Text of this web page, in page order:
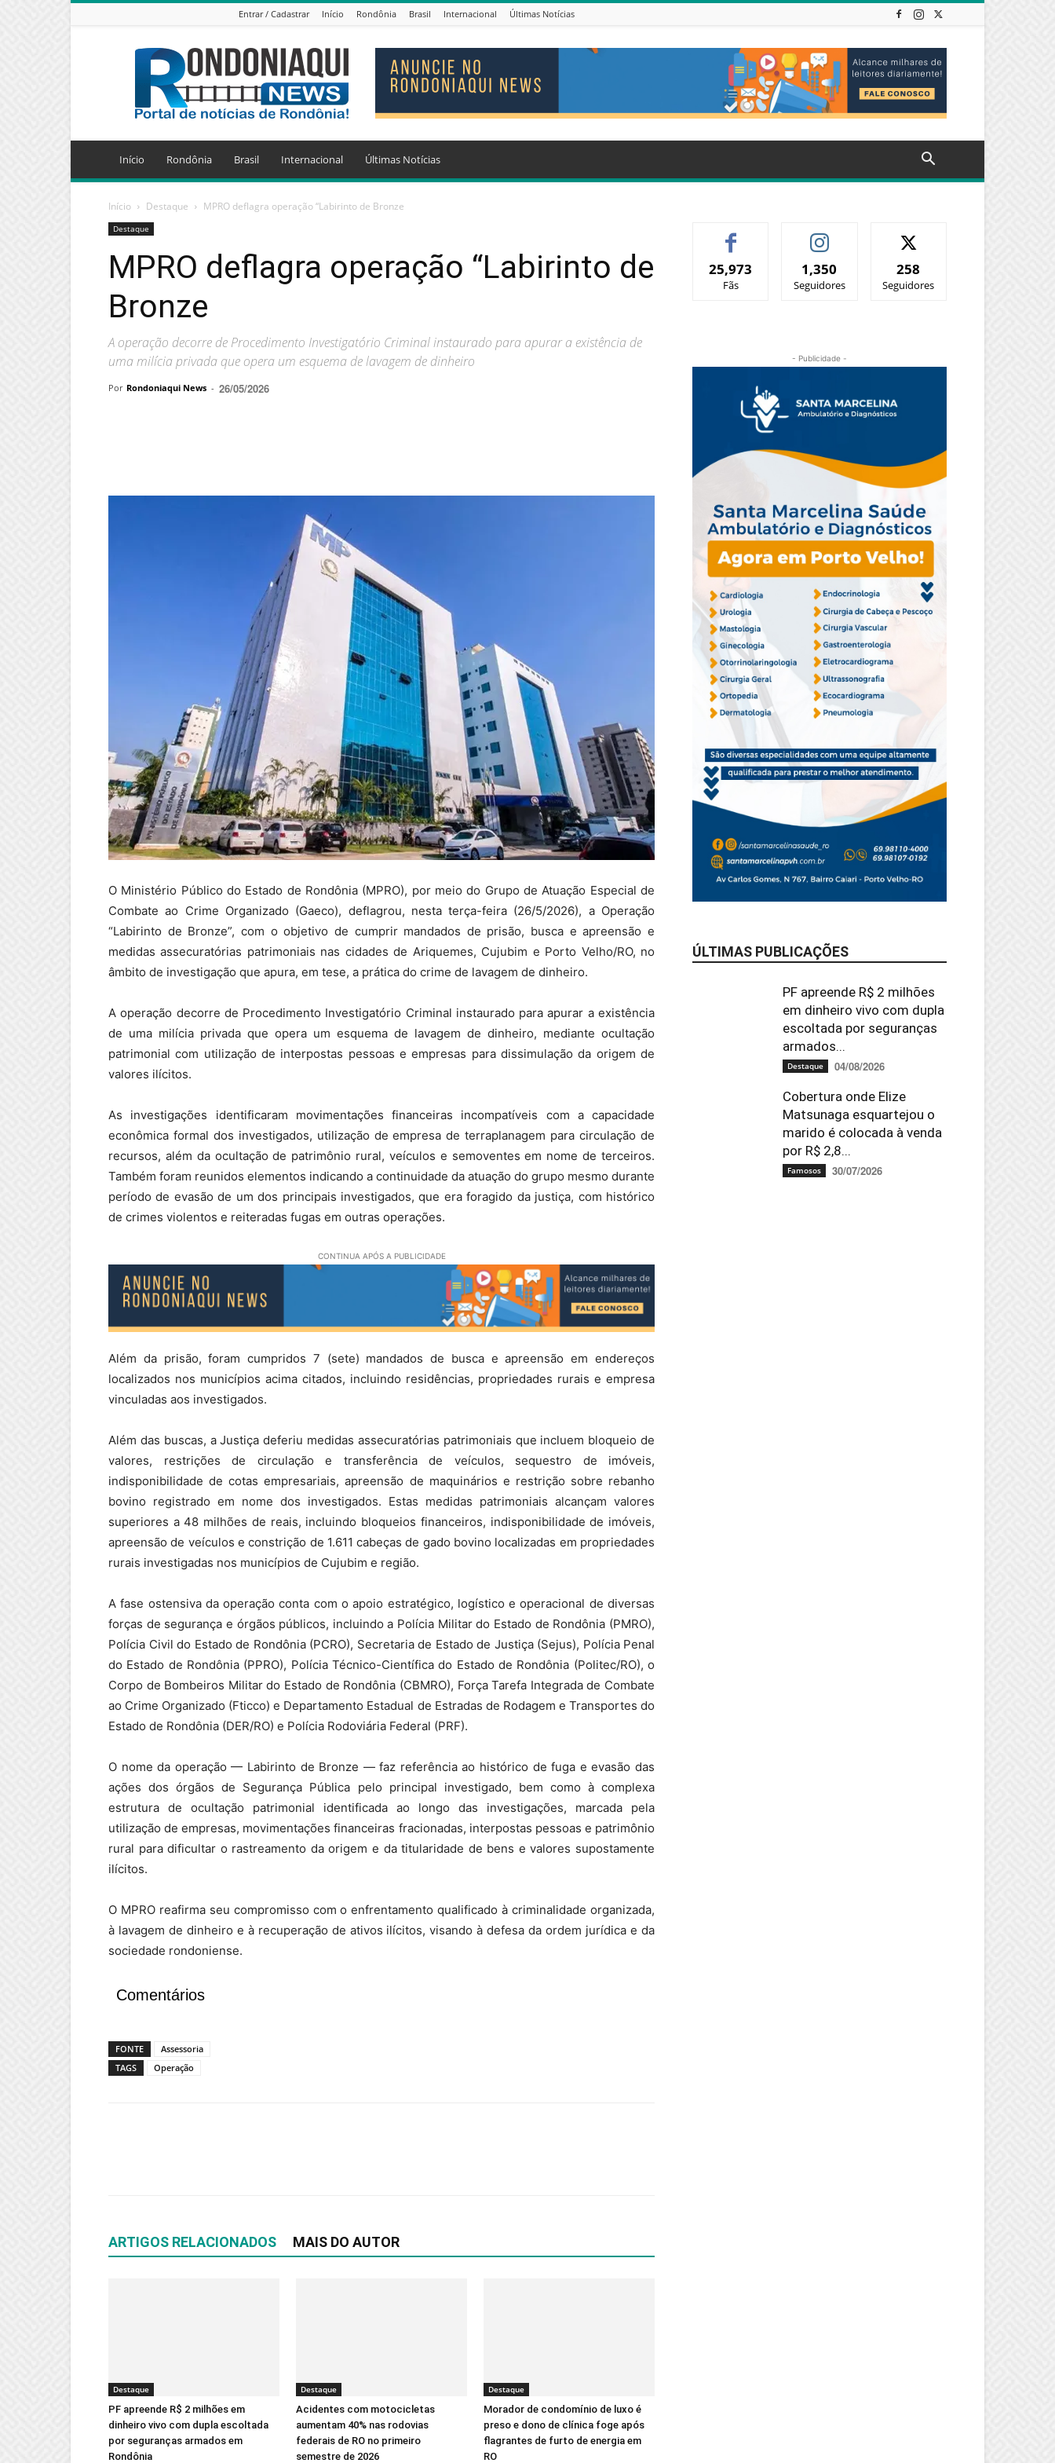
Entrar / Cadastrar Início Rondônia Brasil Internacional Últimas Notícias
Jornal
Eletrônico
Rondoniaqui
News
Início Rondônia Brasil Internacional Últimas Notícias
Início Destaque MPRO deflagra operação “Labirinto de Bronze
Destaque
MPRO deflagra operação “Labirinto de
Bronze
A operação decorre de Procedimento Investigatório Criminal instaurado para apurar a existência de
uma milícia privada que opera um esquema de lavagem de dinheiro
Por Rondoniaqui News - 26/05/2026
O Ministério Público do Estado de Rondônia (MPRO), por meio do Grupo de Atuação Especial de
Combate ao Crime Organizado (Gaeco), deflagrou, nesta terça-feira (26/5/2026), a Operação
“Labirinto de Bronze”, com o objetivo de cumprir mandados de prisão, busca e apreensão e
medidas assecuratórias patrimoniais nas cidades de Ariquemes, Cujubim e Porto Velho/RO, no
âmbito de investigação que apura, em tese, a prática do crime de lavagem de dinheiro.
A operação decorre de Procedimento Investigatório Criminal instaurado para apurar a existência
de uma milícia privada que opera um esquema de lavagem de dinheiro, mediante ocultação
patrimonial com utilização de interpostas pessoas e empresas para dissimulação da origem de
valores ilícitos.
As investigações identificaram movimentações financeiras incompatíveis com a capacidade
econômica formal dos investigados, utilização de empresa de terraplanagem para circulação de
recursos, além da ocultação de patrimônio rural, veículos e semoventes em nome de terceiros.
Também foram reunidos elementos indicando a continuidade da atuação do grupo mesmo durante
período de evasão de um dos principais investigados, que era foragido da justiça, com histórico
de crimes violentos e reiteradas fugas em outras operações.
CONTINUA APÓS A PUBLICIDADE
Além da prisão, foram cumpridos 7 (sete) mandados de busca e apreensão em endereços
localizados nos municípios acima citados, incluindo residências, propriedades rurais e empresa
vinculadas aos investigados.
Além das buscas, a Justiça deferiu medidas assecuratórias patrimoniais que incluem bloqueio de
valores, restrições de circulação e transferência de veículos, sequestro de imóveis,
indisponibilidade de cotas empresariais, apreensão de maquinários e restrição sobre rebanho
bovino registrado em nome dos investigados. Estas medidas patrimoniais alcançam valores
superiores a 48 milhões de reais, incluindo bloqueios financeiros, indisponibilidade de imóveis,
apreensão de veículos e constrição de 1.611 cabeças de gado bovino localizadas em propriedades
rurais investigadas nos municípios de Cujubim e região.
A fase ostensiva da operação conta com o apoio estratégico, logístico e operacional de diversas
forças de segurança e órgãos públicos, incluindo a Polícia Militar do Estado de Rondônia (PMRO),
Polícia Civil do Estado de Rondônia (PCRO), Secretaria de Estado de Justiça (Sejus), Polícia Penal
do Estado de Rondônia (PPRO), Polícia Técnico-Científica do Estado de Rondônia (Politec/RO), o
Corpo de Bombeiros Militar do Estado de Rondônia (CBMRO), Força Tarefa Integrada de Combate
ao Crime Organizado (Fticco) e Departamento Estadual de Estradas de Rodagem e Transportes do
Estado de Rondônia (DER/RO) e Polícia Rodoviária Federal (PRF).
O nome da operação — Labirinto de Bronze — faz referência ao histórico de fuga e evasão das
ações dos órgãos de Segurança Pública pelo principal investigado, bem como à complexa
estrutura de ocultação patrimonial identificada ao longo das investigações, marcada pela
utilização de empresas, movimentações financeiras fracionadas, interpostas pessoas e patrimônio
rural para dificultar o rastreamento da origem e da titularidade de bens e valores supostamente
ilícitos.
O MPRO reafirma seu compromisso com o enfrentamento qualificado à criminalidade organizada,
à lavagem de dinheiro e à recuperação de ativos ilícitos, visando à defesa da ordem jurídica e da
sociedade rondoniense.
Comentários
FONTE
Assessoria
TAGS
Operação
ARTIGOS RELACIONADOS MAIS DO AUTOR
Destaque
PF apreende R$ 2 milhões em
dinheiro vivo com dupla escoltada
por seguranças armados em
Rondônia
Destaque
Acidentes com motocicletas
aumentam 40% nas rodovias
federais de RO no primeiro
semestre de 2026
Destaque
Morador de condomínio de luxo é
preso e dono de clínica foge após
flagrantes de furto de energia em
RO
25,973
Fãs
1,350
Seguidores
258
Seguidores
- Publicidade -
ÚLTIMAS PUBLICAÇÕES
PF apreende R$ 2 milhões
em dinheiro vivo com dupla
escoltada por seguranças
armados...
Destaque 04/08/2026
Cobertura onde Elize
Matsunaga esquartejou o
marido é colocada à venda
por R$ 2,8...
Famosos 30/07/2026